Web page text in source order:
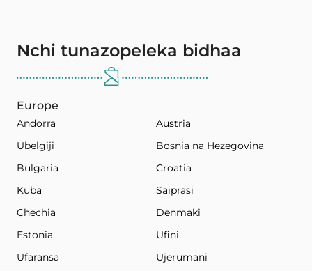
Nchi tunazopeleka bidhaa
Europe
Andorra
Austria
Ubelgiji
Bosnia na Hezegovina
Bulgaria
Croatia
Kuba
Saiprasi
Chechia
Denmaki
Estonia
Ufini
Ufaransa
Ujerumani